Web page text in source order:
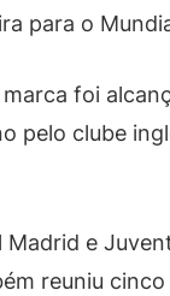
para o
foi
pelo clube
Madrid e
reuniu